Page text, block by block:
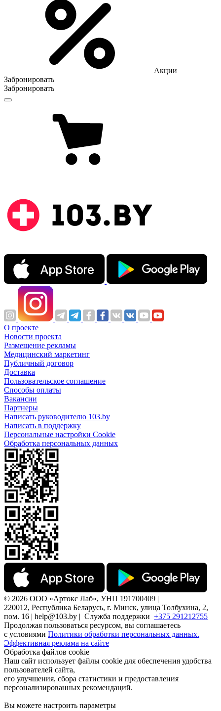
Акции
Забронировать
Забронировать
О проекте
Новости проекта
Размещение рекламы
Медицинский маркетинг
Публичный договор
Доставка
Пользовательское соглашение
Способы оплаты
Вакансии
Партнеры
Написать руководителю 103.by
Написать в поддержку
Персональные настройки Cookie
Обработка персональных данных
© 2026 ООО «Артокс Лаб», УНП 191700409 |
220012, Республика Беларусь, г. Минск, улица Толбухина, 2,
пом. 16 | help@103.by | Служба поддержки +375 291212755
Продолжая пользоваться ресурсом, вы соглашаетесь
с условиями Политики обработки персональных данных.
Эффективная реклама на сайте
Обработка файлов cookie
Наш сайт использует файлы cookie для обеспечения удобства
пользователей сайта,
его улучшения, сбора статистики и предоставления
персонализированных рекомендаций.
Вы можете настроить параметры